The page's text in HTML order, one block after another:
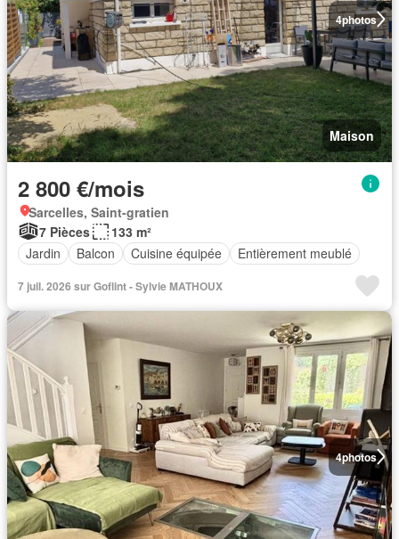
4photos
Maison
2 800 €/mois
Sarcelles, Saint-gratien
7 Pièces
133 m²
Jardin
Balcon Cuisine équipée Entièrement meublé
7 juil. 2026 sur Goflint - Sylvie MATHOUX
4photos